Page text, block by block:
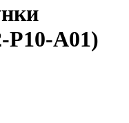
P10-A01)